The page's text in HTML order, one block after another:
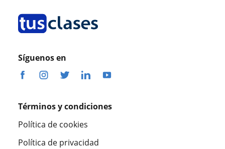
Síguenos en
Términos y condiciones
Política de cookies
Política de privacidad